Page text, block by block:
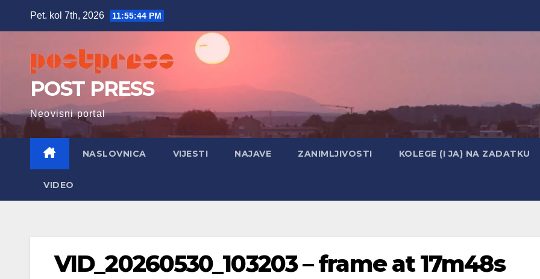
Pet. kol 7th, 2026 11:55:45 PM
POST PRESS
Neovisni portal
NASLOVNICA VIJESTI NAJAVE ZANIMLJIVOSTI KOLEGE (I JA) NA ZADATKU
VIDEO
VID_20260530_103203 – frame at 17m48s